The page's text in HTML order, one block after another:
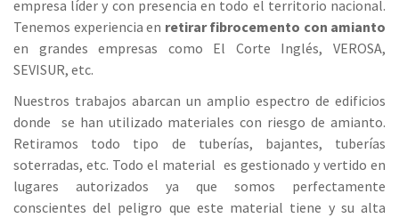
empresa líder y con presencia en todo el territorio nacional.
Tenemos experiencia en retirar fibrocemento con amianto
en grandes empresas como El Corte Inglés, VEROSA,
SEVISUR, etc.
Nuestros trabajos abarcan un amplio espectro de edificios
donde se han utilizado materiales con riesgo de amianto.
Retiramos todo tipo de tuberías, bajantes, tuberías
soterradas, etc. Todo el material es gestionado y vertido en
lugares autorizados ya que somos perfectamente
conscientes del peligro que este material tiene y su alta